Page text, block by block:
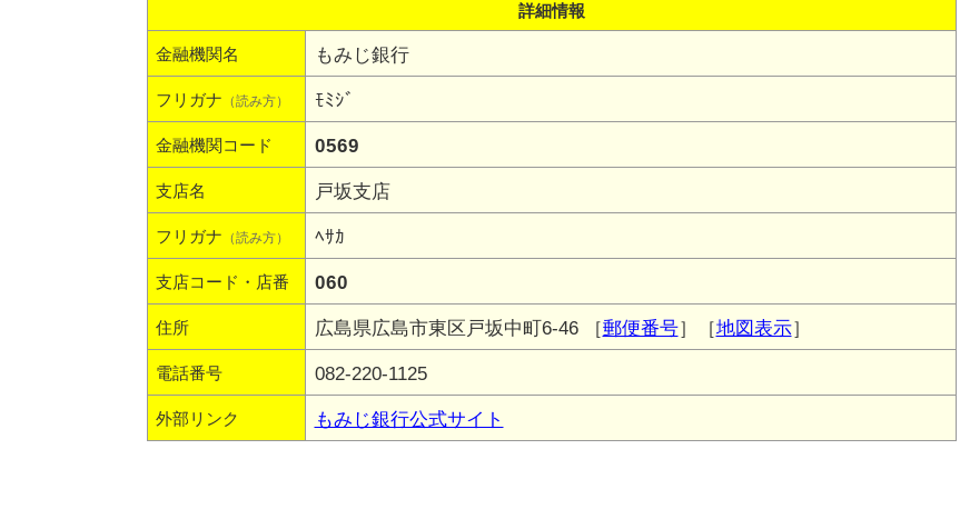
詳細情報
金融機関名 もみじ銀行
フリガナ （読み方） ﾓﾐｼﾞ
金融機関コード 0569
支店名 戸坂支店
フリガナ （読み方） ﾍｻｶ
支店コード・店番 060
住所 広島県広島市東区戸坂中町6-46 ［郵便番号］［地図表示］
電話番号 082-220-1125
外部リンク もみじ銀行公式サイト